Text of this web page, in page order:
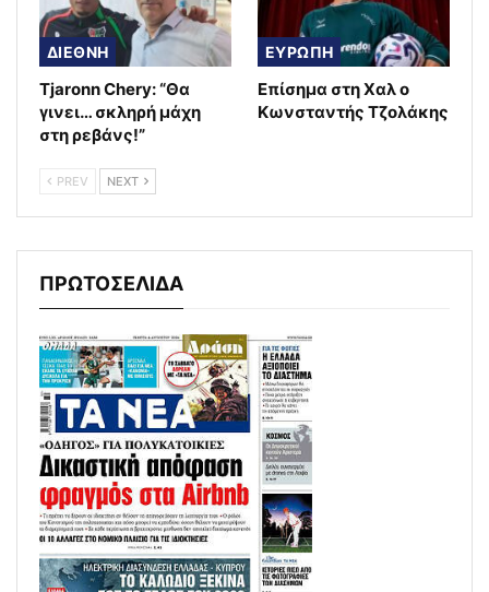
ΔΙΕΘΝΗ
Tjaronn Chery: “Θα
γινει… σκληρή μάχη
στη ρεβάνς!”
ΕΥΡΩΠΗ
Επίσημα στη Χαλ ο
Κωνσταντής Τζολάκης
PREV NEXT
ΠΡΩΤΟΣΕΛΙΔΑ